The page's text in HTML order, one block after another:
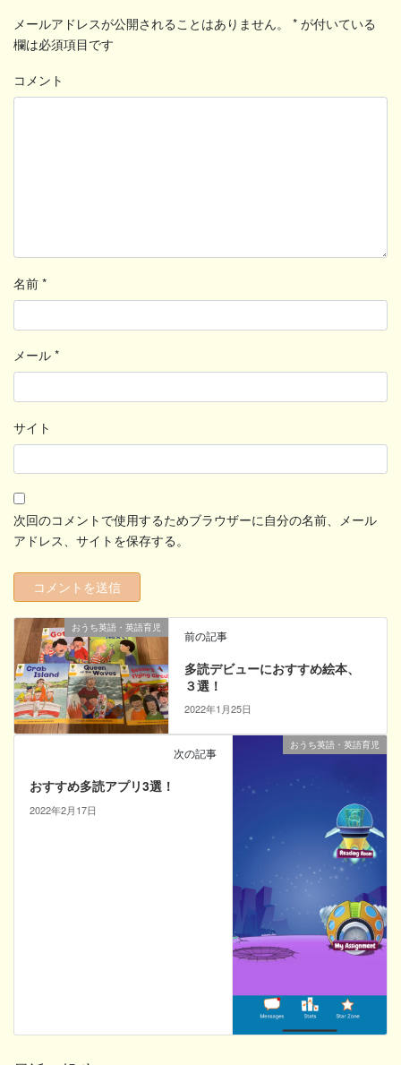
メールアドレスが公開されることはありません。 * が付いている
欄は必須項目です
コメント
名前 *
メール *
サイト
次回のコメントで使用するためブラウザーに自分の名前、メール
アドレス、サイトを保存する。
おうち英語・英語育児
前の記事
多読デビューにおすすめ絵本、
３選！
2022年1月25日
おうち英語・英語育児
次の記事
おすすめ多読アプリ3選！
2022年2月17日